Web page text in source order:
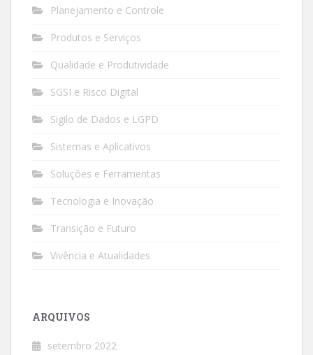
Planejamento e Controle
Produtos e Serviços
Qualidade e Produtividade
SGSI e Risco Digital
Sigilo de Dados e LGPD
Sistemas e Aplicativos
Soluções e Ferramentas
Tecnologia e Inovação
Transição e Futuro
Vivência e Atualidades
ARQUIVOS
setembro 2022